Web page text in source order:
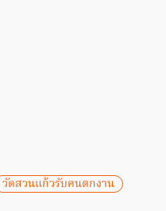
วัดสวนแก้วรับคนตกงาน